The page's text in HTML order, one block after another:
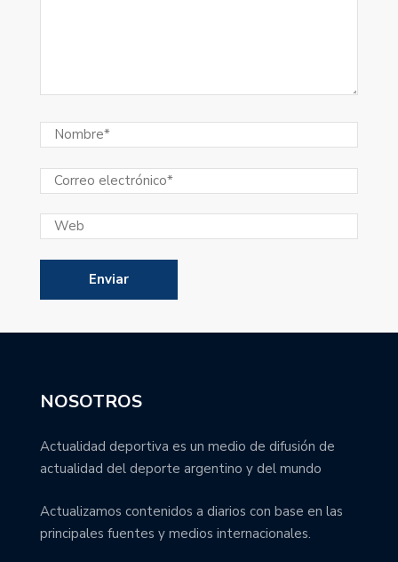
NOSOTROS
Actualidad deportiva es un medio de difusión de
actualidad del deporte argentino y del mundo
Actualizamos contenidos a diarios con base en las
principales fuentes y medios internacionales.